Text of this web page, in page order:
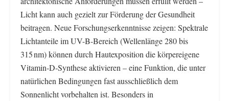
Licht kann auch gezielt zur Förderung der Gesundheit
beitragen. Neue Forschungserkenntnisse zeigen: Spektrale
Lichtanteile im UV-B-Bereich (Wellenlänge 280 bis
315 nm) können durch Hautexposition die körpereigene
Vitamin-D-Synthese aktivieren – eine Funktion, die unter
natürlichen Bedingungen fast ausschließlich dem
Sonnenlicht vorbehalten ist. Besonders in